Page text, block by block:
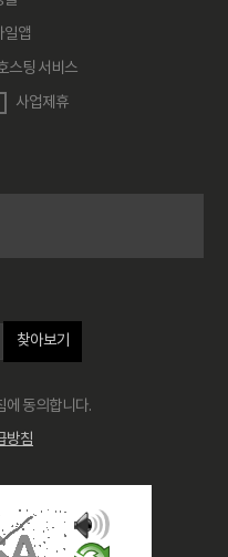
일앱
스팅 서비스
사업제휴
찾아보기
에 동의합니다.
방침